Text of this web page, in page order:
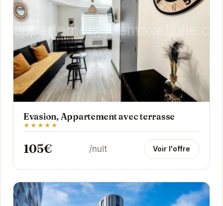
Evasion, Appartement avec terrasse
★★★★★
105€ /nuit Voir l'offre